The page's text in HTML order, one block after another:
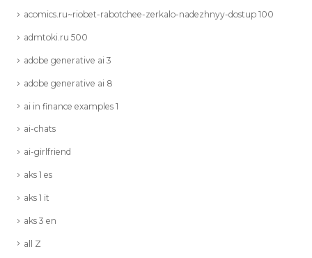
acomics.ru~riobet-rabotchee-zerkalo-nadezhnyy-dostup 100
admtoki.ru 500
adobe generative ai 3
adobe generative ai 8
ai in finance examples 1
ai-chats
ai-girlfriend
aks 1 es
aks 1 it
aks 3 en
all Z